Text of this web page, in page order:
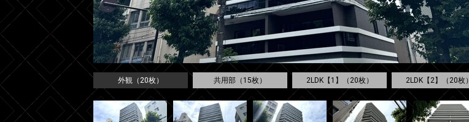
外観（20枚） 共用部（15枚） 2LDK【1】（20枚） 2LDK【2】（20枚）